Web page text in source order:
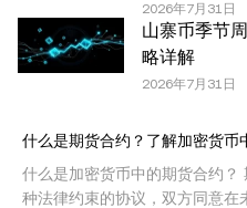
OKX，经许可使用。”允许的
出处，例如“文章名称，[作
OKX”。部分内容可能由人工
2026年7月31日
山寨币季节
略详解
2026年7月31日
什么是期货合约？了解加密货币
什么是加密货币中的期货合约？
种法律约束的协议，双方同意在